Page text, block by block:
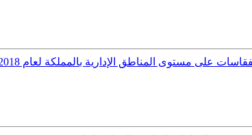
على مستوى المناطق الإدارية بالمملكة لعام 2018م